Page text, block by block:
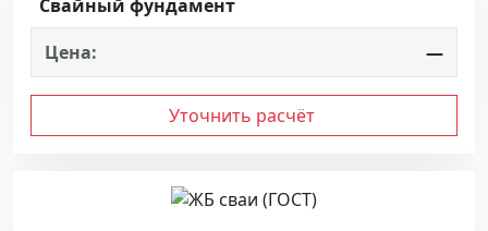
Свайный фундамент
Цена:
—
Уточнить расчёт